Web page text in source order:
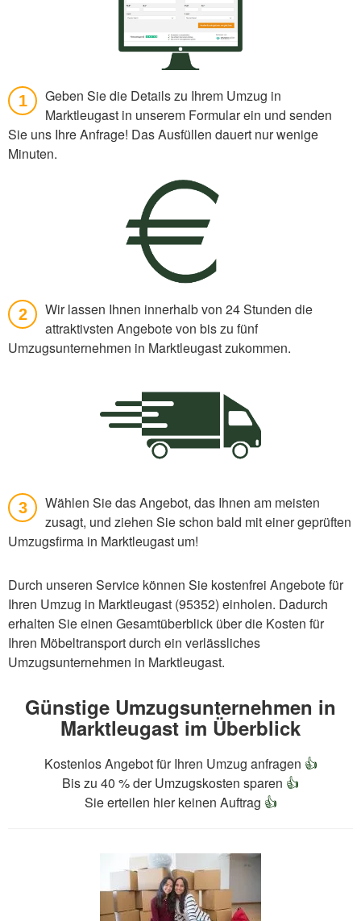
1
Geben Sie die Details zu Ihrem Umzug in
Marktleugast in unserem Formular ein und senden
Sie uns Ihre Anfrage! Das Ausfüllen dauert nur wenige
Minuten.
2
Wir lassen Ihnen innerhalb von 24 Stunden die
attraktivsten Angebote von bis zu fünf
Umzugsunternehmen in Marktleugast zukommen.
3
Wählen Sie das Angebot, das Ihnen am meisten
zusagt, und ziehen Sie schon bald mit einer geprüften
Umzugsfirma in Marktleugast um!
Durch unseren Service können Sie kostenfrei Angebote für
Ihren Umzug in Marktleugast (95352) einholen. Dadurch
erhalten Sie einen Gesamtüberblick über die Kosten für
Ihren Möbeltransport durch ein verlässliches
Umzugsunternehmen in Marktleugast.
Günstige Umzugsunternehmen in
Marktleugast im Überblick
Kostenlos Angebot für Ihren Umzug anfragen 👍
Bis zu 40 % der Umzugskosten sparen 👍
Sie erteilen hier keinen Auftrag 👍